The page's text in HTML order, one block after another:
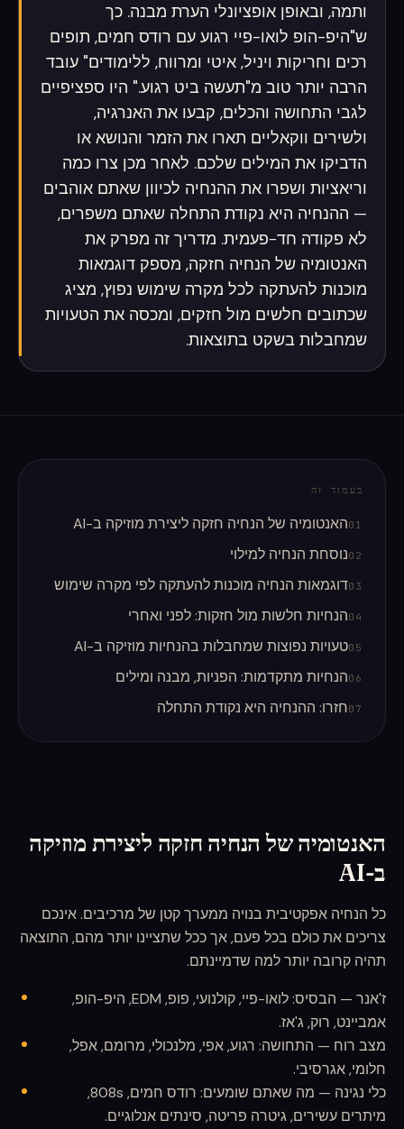
ותמה, ובאופן אופציונלי הערת מבנה. כך
ש"היפ-הופ לואו-פיי רגוע עם רודס חמים, תופים
רכים וחריקות ויניל, איטי ומרווח, ללימודים" עובד
הרבה יותר טוב מ"תעשה ביט רגוע." היו ספציפיים
לגבי התחושה והכלים, קבעו את האנרגיה,
ולשירים ווקאליים תארו את הזמר והנושא או
הדביקו את המילים שלכם. לאחר מכן צרו כמה
וריאציות ושפרו את ההנחיה לכיוון שאתם אוהבים
— ההנחיה היא נקודת התחלה שאתם משפרים,
לא פקודה חד-פעמית. מדריך זה מפרק את
האנטומיה של הנחיה חזקה, מספק דוגמאות
מוכנות להעתקה לכל מקרה שימוש נפוץ, מציג
שכתובים חלשים מול חזקים, ומכסה את הטעויות
שמחבלות בשקט בתוצאות.
בעמוד זה
01האנטומיה של הנחיה חזקה ליצירת מוזיקה ב-AI
02נוסחת הנחיה למילוי
03דוגמאות הנחיה מוכנות להעתקה לפי מקרה שימוש
04הנחיות חלשות מול חזקות: לפני ואחרי
05טעויות נפוצות שמחבלות בהנחיות מוזיקה ב-AI
06הנחיות מתקדמות: הפניות, מבנה ומילים
07חזרו: ההנחיה היא נקודת התחלה
האנטומיה של הנחיה חזקה ליצירת מוזיקה
ב-AI
כל הנחיה אפקטיבית בנויה ממערך קטן של מרכיבים. אינכם
צריכים את כולם בכל פעם, אך ככל שתציינו יותר מהם, התוצאה
תהיה קרובה יותר למה שדמיינתם.
ז'אנר — הבסיס: לואו-פיי, קולנועי, פופ, EDM, היפ-הופ,
אמביינט, רוק, ג'אז.
מצב רוח — התחושה: רגוע, אפי, מלנכולי, מרומם, אפל,
חלומי, אגרסיבי.
כלי נגינה — מה שאתם שומעים: רודס חמים, 808s,
מיתרים עשירים, גיטרה פריטה, סינתים אנלוגיים.